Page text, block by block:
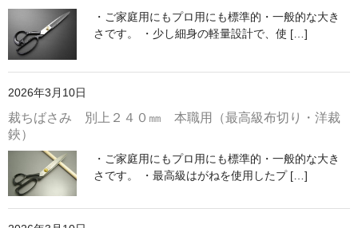
・ご家庭用にもプロ用にも標準的・一般的な大き
さです。 ・少し細身の軽量設計で、使 […]
2026年3月10日
裁ちばさみ 別上２４０㎜ 本職用（最高級布切り・洋裁
鋏）
・ご家庭用にもプロ用にも標準的・一般的な大き
さです。 ・最高級はがねを使用したプ […]